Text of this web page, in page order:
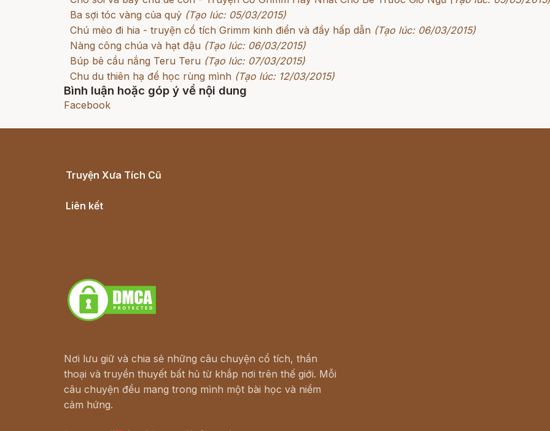
Ba sợi tóc vàng của quỷ (Tạo lúc: 05/03/2015)
Chú mèo đi hia - truyện cổ tích Grimm kinh điển và đầy hấp dẫn (Tạo lúc: 06/03/2015)
Nàng công chúa và hạt đậu (Tạo lúc: 06/03/2015)
Búp bê cầu nắng Teru Teru (Tạo lúc: 07/03/2015)
Chu du thiên hạ để học rùng mình (Tạo lúc: 12/03/2015)
Bình luận hoặc góp ý về nội dung
Facebook
Truyện Xưa Tích Cũ
Liên kết
Nơi lưu giữ và chia sẻ những câu chuyện cổ tích, thần
thoại và truyền thuyết bất hủ từ khắp nơi trên thế giới. Mỗi
câu chuyện đều mang trong mình một bài học và niềm
cảm hứng.